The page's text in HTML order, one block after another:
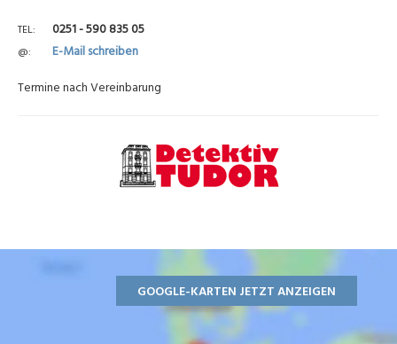
TEL 0251 - 590 835 05
@
E-Mail schreiben
Termine nach Vereinbarung
GOOGLE-KARTEN JETZT ANZEIGEN